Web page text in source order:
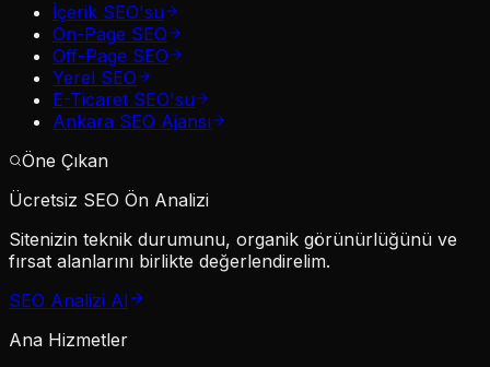
İçerik SEO'su
On-Page SEO
Off-Page SEO
Yerel SEO
E-Ticaret SEO'su
Ankara SEO Ajansı
Öne Çıkan
Ücretsiz SEO Ön Analizi
Sitenizin teknik durumunu, organik görünürlüğünü ve
fırsat alanlarını birlikte değerlendirelim.
SEO Analizi Al
Ana Hizmetler